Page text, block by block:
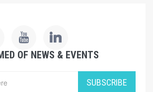
OF NEWS & EVENTS
SUBSCRIBE